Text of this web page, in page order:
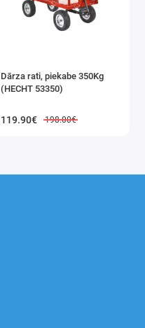
Dārza rati, piekabe 350Kg
(HECHT 53350)
119.90€ 198.00€